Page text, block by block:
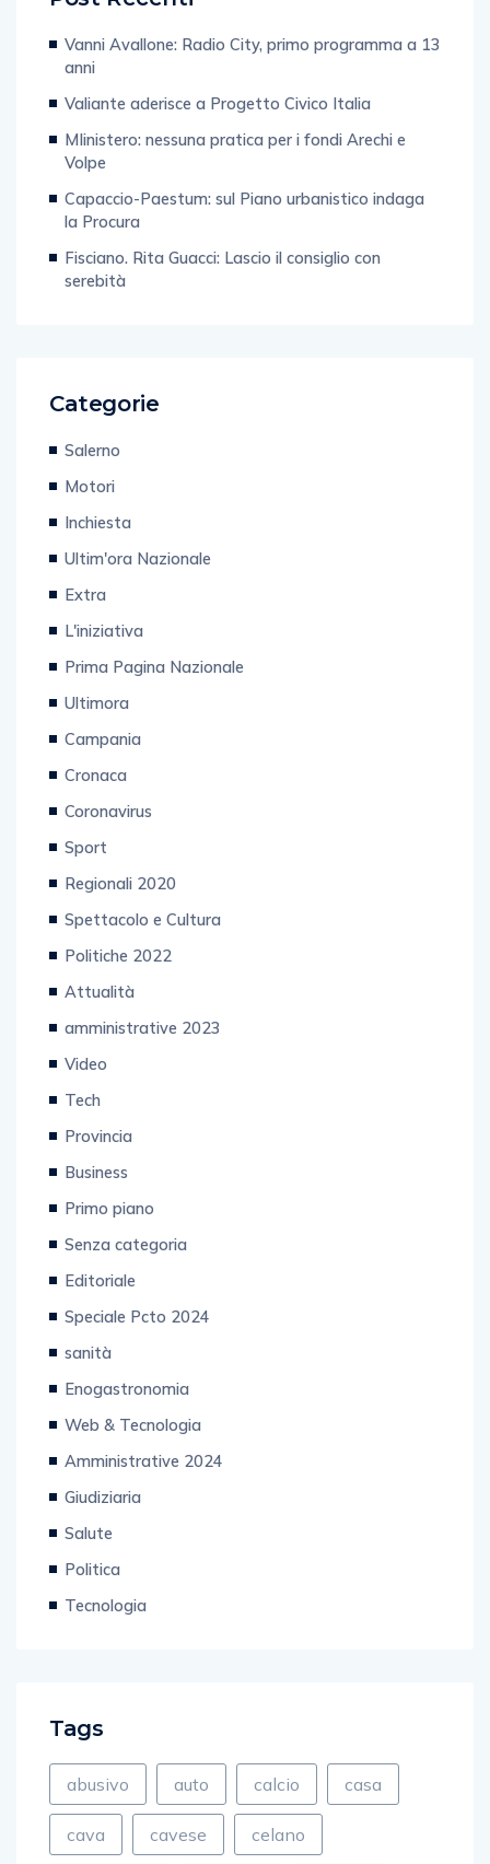
Vanni Avallone: Radio City, primo programma a 13
anni
Valiante aderisce a Progetto Civico Italia
MIinistero: nessuna pratica per i fondi Arechi e
Volpe
Capaccio-Paestum: sul Piano urbanistico indaga
la Procura
Fisciano. Rita Guacci: Lascio il consiglio con
serebità
Categorie
Salerno
Motori
Inchiesta
Ultim'ora Nazionale
Extra
L'iniziativa
Prima Pagina Nazionale
Ultimora
Campania
Cronaca
Coronavirus
Sport
Regionali 2020
Spettacolo e Cultura
Politiche 2022
Attualità
amministrative 2023
Video
Tech
Provincia
Business
Primo piano
Senza categoria
Editoriale
Speciale Pcto 2024
sanità
Enogastronomia
Web & Tecnologia
Amministrative 2024
Giudiziaria
Salute
Politica
Tecnologia
Tags
abusivo auto calcio casa
cava cavese celano